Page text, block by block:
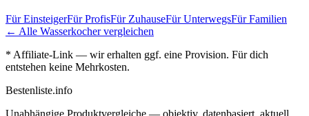
FürEinsteigerFürProfisFür ZuhauseFürUnterwegsFürFamilien
← Alle Wasserkochervergleichen
* Affiliate-Link — wir erhalten ggf. eine Provision. Für dich
entstehen keine Mehrkosten.
Bestenliste.info
Unabhängige Produktvergleiche — objektiv, datenbasiert, aktuell.